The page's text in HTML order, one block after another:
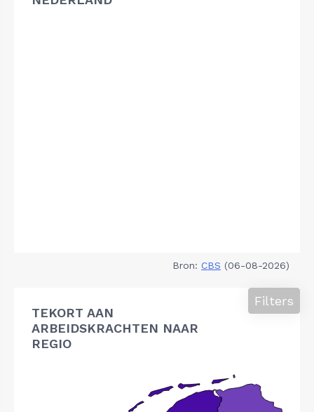
Bron: CBS (06-08-2026)
TEKORT AAN
ARBEIDSKRACHTEN NAAR
REGIO
Filters